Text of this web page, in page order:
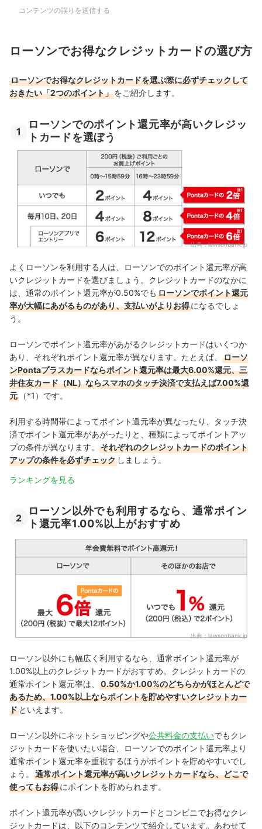
コンテンツの誤りを送信する
ローソンでお得なクレジットカードの選び方
ローソンでお得なクレジットカードを選ぶ際に必ずチェックして
おきたい「2つのポイント」をご紹介します。
1
ローソンでのポイント還元率が高いクレジッ
トカードを選ぼう
出典：lawsonbank.jp
よくローソンを利用する人は、ローソンでのポイント還元率が高
いクレジットカードを選びましょう。クレジットカードのなかに
は、通常のポイント還元率が0.50%でも ローソンでポイント還元
率が大幅にあがるものがあり、支払いがよりお得になるでしょ
う。
ローソンでポイント還元率があがるクレジットカードはいくつか
あり、それぞれポイント還元率が異なります。たとえば、
ローソ
ンPontaプラスカードならポイント還元率は最大6.00%還元、三
井住友カード（NL）ならスマホのタッチ決済で支払えば7.00%還
元
（*1）です。
利用する時間帯によってポイント還元率が異なったり、タッチ決
済でポイント還元率があがったりと、種類によってポイントアッ
プの条件が異なります。
それぞれのクレジットカードのポイント
アップの条件を必ずチェック しましょう。
ランキングを見る
2
ローソン以外でも利用するなら、通常ポイン
ト還元率1.00%以上がおすすめ
出典：lawsonbank.jp
ローソン以外にも幅広く利用するなら、通常ポイント還元率が
1.00%以上のクレジットカードがおすすめ。クレジットカードの
通常ポイント還元率は、
0.50%か1.00%のどちらかがほとんどで
あるため、1.00%以上ならポイントを貯めやすいクレジットカー
ド といえます。
ローソン以外にネットショッピングや公共料金の支払いでもクレ
ジットカードを使いたい場合、ローソンでのポイント還元率より
通常ポイント還元率を重視するほうがポイントを貯めやすいでし
ょう。
通常ポイント還元率が高いクレジットカードなら、どこで
使ってもお得にポイントを貯められます。
ポイント還元率が高いクレジットカードとコンビニでお得なクレ
ジットカードは、以下のコンテンツで紹介しています。あわせて